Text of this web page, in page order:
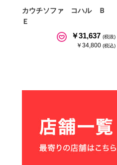
カウチソファ コハル Ｂ
Ｅ
￥31,637 (税抜)
￥34,800 (税込)